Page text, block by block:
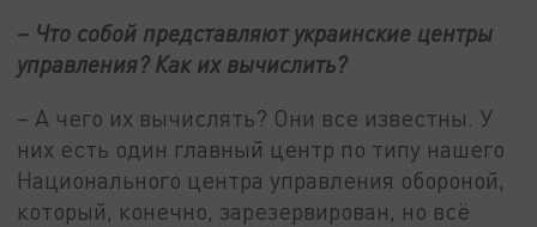
– Что собой представляют украинские центры
управления? Как их вычислить?
– А чего их вычислять? Они все известны. У
них есть один главный центр по типу нашего
Национального центра управления обороной,
который, конечно, зарезервирован, но всё